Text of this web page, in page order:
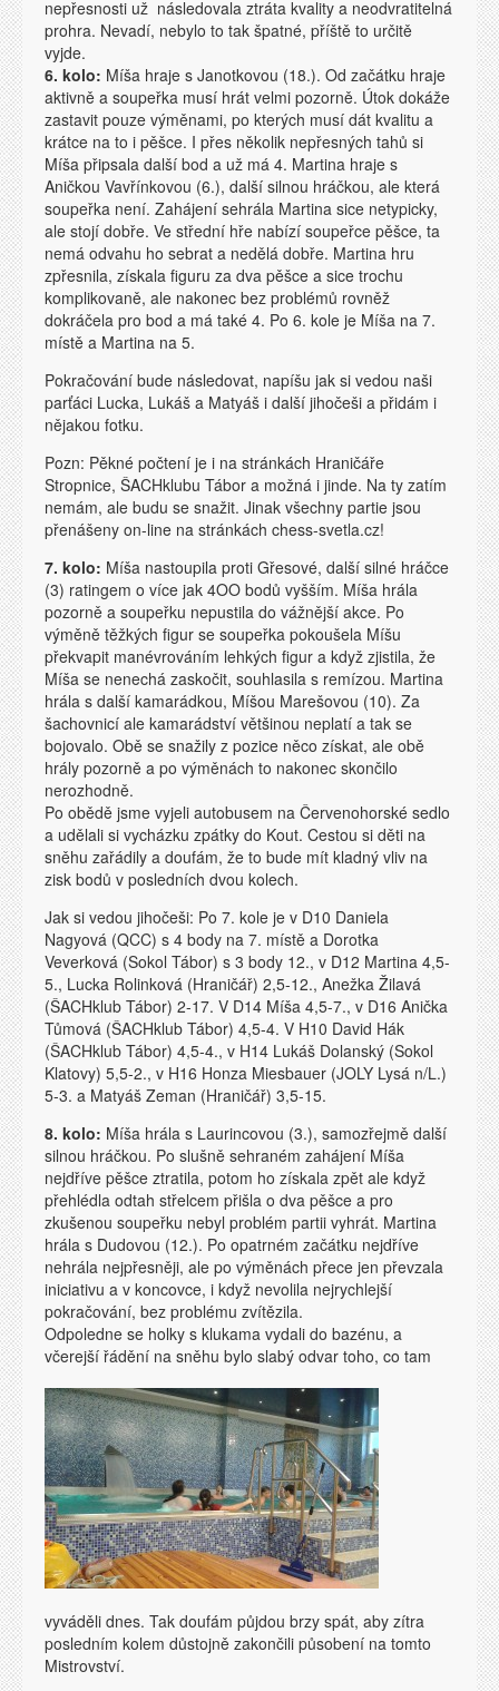
nepřesnosti už následovala ztráta kvality a neodvratitelná
prohra. Nevadí, nebylo to tak špatné, příště to určitě
vyjde.
6. kolo: Míša hraje s Janotkovou (18.). Od začátku hraje
aktivně a soupeřka musí hrát velmi pozorně. Útok dokáže
zastavit pouze výměnami, po kterých musí dát kvalitu a
krátce na to i pěšce. I přes několik nepřesných tahů si
Míša připsala další bod a už má 4. Martina hraje s
Aničkou Vavřínkovou (6.), další silnou hráčkou, ale která
soupeřka není. Zahájení sehrála Martina sice netypicky,
ale stojí dobře. Ve střední hře nabízí soupeřce pěšce, ta
nemá odvahu ho sebrat a nedělá dobře. Martina hru
zpřesnila, získala figuru za dva pěšce a sice trochu
komplikovaně, ale nakonec bez problémů rovněž
dokráčela pro bod a má také 4. Po 6. kole je Míša na 7.
místě a Martina na 5.
Pokračování bude následovat, napíšu jak si vedou naši
parťáci Lucka, Lukáš a Matyáš i další jihočeši a přidám i
nějakou fotku.
Pozn: Pěkné počtení je i na stránkách Hraničáře
Stropnice, ŠACHklubu Tábor a možná i jinde. Na ty zatím
nemám, ale budu se snažit. Jinak všechny partie jsou
přenášeny on-line na stránkách chess-svetla.cz!
7. kolo: Míša nastoupila proti Gřesové, další silné hráčce
(3) ratingem o více jak 4OO bodů vyšším. Míša hrála
pozorně a soupeřku nepustila do vážnější akce. Po
výměně těžkých figur se soupeřka pokoušela Míšu
překvapit manévrováním lehkých figur a když zjistila, že
Míša se nenechá zaskočit, souhlasila s remízou. Martina
hrála s další kamarádkou, Míšou Marešovou (10). Za
šachovnicí ale kamarádství většinou neplatí a tak se
bojovalo. Obě se snažily z pozice něco získat, ale obě
hrály pozorně a po výměnách to nakonec skončilo
nerozhodně.
Po obědě jsme vyjeli autobusem na Červenohorské sedlo
a udělali si vycházku zpátky do Kout. Cestou si děti na
sněhu zařádily a doufám, že to bude mít kladný vliv na
zisk bodů v posledních dvou kolech.
Jak si vedou jihočeši: Po 7. kole je v D10 Daniela
Nagyová (QCC) s 4 body na 7. místě a Dorotka
Veverková (Sokol Tábor) s 3 body 12., v D12 Martina 4,5-
5., Lucka Rolinková (Hraničář) 2,5-12., Anežka Žilavá
(ŠACHklub Tábor) 2-17. V D14 Míša 4,5-7., v D16 Anička
Tůmová (ŠACHklub Tábor) 4,5-4. V H10 David Hák
(ŠACHklub Tábor) 4,5-4., v H14 Lukáš Dolanský (Sokol
Klatovy) 5,5-2., v H16 Honza Miesbauer (JOLY Lysá n/L.)
5-3. a Matyáš Zeman (Hraničář) 3,5-15.
8. kolo: Míša hrála s Laurincovou (3.), samozřejmě další
silnou hráčkou. Po slušně sehraném zahájení Míša
nejdříve pěšce ztratila, potom ho získala zpět ale když
přehlédla odtah střelcem přišla o dva pěšce a pro
zkušenou soupeřku nebyl problém partii vyhrát. Martina
hrála s Dudovou (12.). Po opatrném začátku nejdříve
nehrála nejpřesněji, ale po výměnách přece jen převzala
iniciativu a v koncovce, i když nevolila nejrychlejší
pokračování, bez problému zvítězila.
Odpoledne se holky s klukama vydali do bazénu, a
včerejší řádění na sněhu bylo slabý odvar toho, co tam
vyváděli dnes. Tak doufám půjdou brzy spát, aby zítra
posledním kolem důstojně zakončili působení na tomto
Mistrovství.